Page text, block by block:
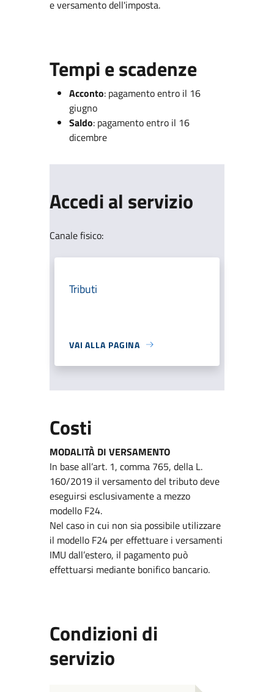
e versamento dell'imposta.
Tempi e scadenze
Acconto: pagamento entro il 16
giugno
Saldo: pagamento entro il 16
dicembre
Accedi al servizio
Canale fisico:
Tributi
VAI ALLA PAGINA
Costi
MODALITÀ DI VERSAMENTO
In base all’art. 1, comma 765, della L.
160/2019 il versamento del tributo deve
eseguirsi esclusivamente a mezzo
modello F24.
Nel caso in cui non sia possibile utilizzare
il modello F24 per effettuare i versamenti
IMU dall’estero, il pagamento può
effettuarsi mediante bonifico bancario.
Condizioni di
servizio